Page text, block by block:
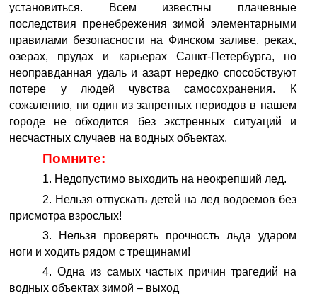
установиться. Всем известны плачевные
последствия пренебрежения зимой элементарными
правилами безопасности на Финском заливе, реках,
озерах, прудах и карьерах Санкт-Петербурга, но
неоправданная удаль и азарт нередко способствуют
потере у людей чувства самосохранения. К
сожалению, ни один из запретных периодов в нашем
городе не обходится без экстренных ситуаций и
несчастных случаев на водных объектах.
Помните:
1. Недопустимо выходить на неокрепший лед.
2. Нельзя отпускать детей на лед водоемов без
присмотра взрослых!
3. Нельзя проверять прочность льда ударом
ноги и ходить рядом с трещинами!
4. Одна из самых частых причин трагедий на
водных объектах зимой – выход